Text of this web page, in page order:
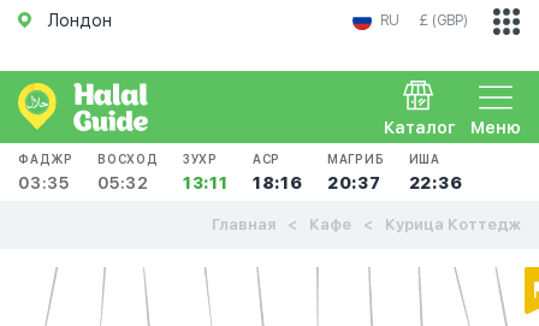
Лондон RU £ (GBP)
Меню
Каталог
ФАДЖР
03:35
ВОСХОД
05:32
ЗУХР
13:11
АСР
18:16
МАГРИБ
20:37
ИША
22:36
Главная Кафе Курица Коттедж